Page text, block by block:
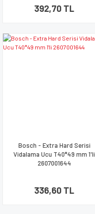
392,70 TL
Bosch - Extra Hard Serisi
Vidalama Ucu T40*49 mm 1'li
2607001644
336,60 TL